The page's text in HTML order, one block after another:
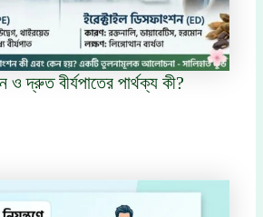
ও দ্রুত বীর্যপাতের পার্থক্য কী?